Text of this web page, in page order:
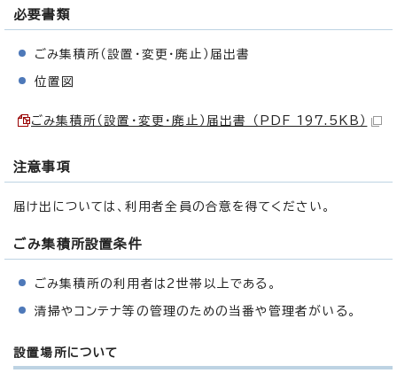
必要書類
ごみ集積所（設置・変更・廃止）届出書
位置図
ごみ集積所（設置・変更・廃止）届出書 （PDF 197.5KB）
注意事項
届け出については、利用者全員の合意を得てください。
ごみ集積所設置条件
ごみ集積所の利用者は2世帯以上である。
清掃やコンテナ等の管理のための当番や管理者がいる。
設置場所について